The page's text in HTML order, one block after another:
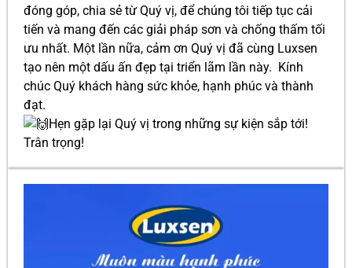
đóng góp, chia sẻ từ Quý vị, để chúng tôi tiếp tục cải
tiến và mang đến các giải pháp sơn và chống thấm tối
ưu nhất. Một lần nữa, cảm ơn Quý vị đã cùng Luxsen
tạo nên một dấu ấn đẹp tại triển lãm lần này. Kính
chúc Quý khách hàng sức khỏe, hạnh phúc và thành
đạt.
Hẹn gặp lại Quý vị trong những sự kiện sắp tới!
Trân trọng!